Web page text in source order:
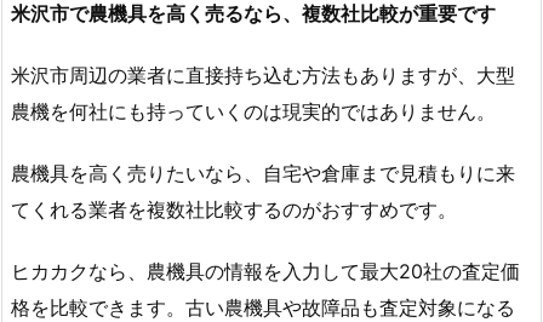
米沢市で農機具を高く売るなら、複数社比較が重要です
米沢市周辺の業者に直接持ち込む方法もありますが、大型
農機を何社にも持っていくのは現実的ではありません。
農機具を高く売りたいなら、自宅や倉庫まで見積もりに来
てくれる業者を複数社比較するのがおすすめです。
ヒカカクなら、農機具の情報を入力して最大20社の査定価
格を比較できます。古い農機具や故障品も査定対象になる